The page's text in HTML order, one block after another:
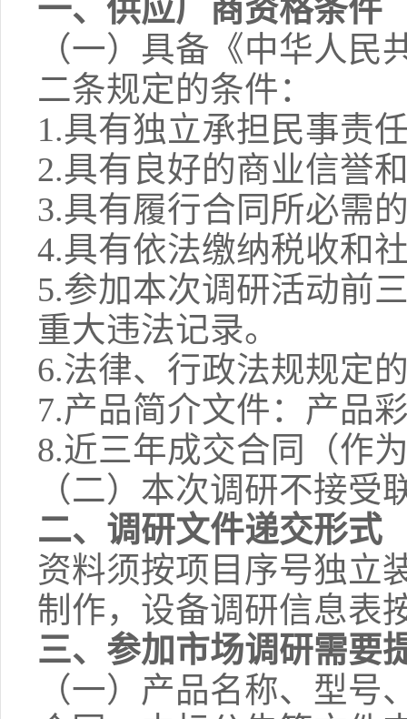
一、供应厂商资格条件
（一）具备《中华人
二条规定的条件：
1.具有独立承担民事责
2.具有良好的商业信誉
3.具有履行合同所必需
4.具有依法缴纳税收和
5.参加本次调研活动前
重大违法记录。
6.法律、行政法规规定
7.产品简介文件：产品
8.近三年成交合同（作
（二）本次调研不接受
二、调研文件递交形式
资料须按项目序号独立
制作，设备调研信息表
三、参加市场调研需要
（一）产品名称、型